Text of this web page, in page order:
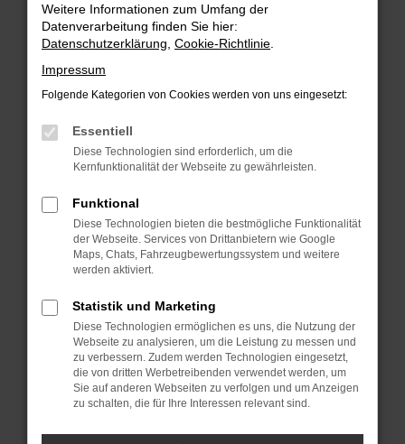
Überprüfe deine Firewall und deine
Internetverbindung.
Laden andere Webseiten, zum Beispiel deine
Suchmaschine?
Prüfe deine Browsererweiterungen.
Manche Erweiterungen, wie Werbeblocker,
können das Laden bestimmter Seiten
verhindern. Funktioniert die Seite in einem
Fenster?
Starte dein Gerät neu.
Das kann manchmal helfen, vorübergehende
Probleme zu beheben.
Betriebssystem auf dem neuesten Stand
sind.
Veraltete Software birgt nicht nur ein
Sicherheitsrisiko, sondern kann auch dazu
führen, dass bestimmte Funktionen nicht mehr
unterstützt werden.
Weitere Informationen zum Umfang der
Datenverarbeitung finden Sie hier:
Datenschutzerklärung Cookie-Richtlinie
Impressum
Folgende Kategorien von Cookies werden von uns eingesetzt:
Essentiell
Diese Technologien sind erforderlich, um die
Kernfunktionalität der Webseite zu gewährleisten.
Funktional
Diese Technologien bieten die bestmögliche Funktionalität
der Webseite. Services von Drittanbietern wie Google
Maps, Chats, Fahrzeugbewertungssystem und weitere
werden aktiviert.
Statistik und Marketing
Diese Technologien ermöglichen es uns, die Nutzung der
Webseite zu analysieren, um die Leistung zu messen und
zu verbessern. Zudem werden Technologien eingesetzt,
die von dritten Werbetreibenden verwendet werden, um
Sie auf anderen Webseiten zu verfolgen und um Anzeigen
zu schalten, die für Ihre Interessen relevant sind.